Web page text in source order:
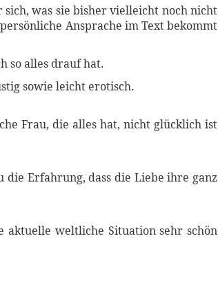
was sie bisher vielleicht noch nicht
Ansprache im Text bekommt
so alles drauf hat.
sowie leicht erotisch.
Frau, die alles hat, nicht glücklich ist
die Erfahrung, dass die Liebe ihre ganz
aktuelle weltliche Situation sehr schön